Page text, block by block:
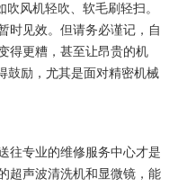
风机轻吹、软毛刷轻扫。
时见效。但请务必谨记，自
得更糟，甚至让昂贵的机
鼓励，尤其是面对精密机械
专业的维修服务中心才是
超声波清洗机和显微镜，能